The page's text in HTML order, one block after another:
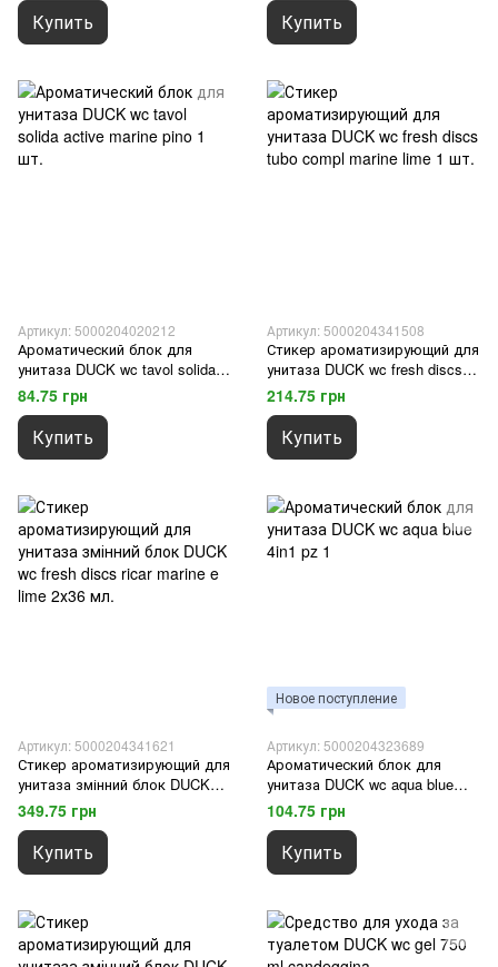
Купить Купить
Артикул: 5000204020212
Ароматический блок для
унитаза DUCK wc tavol solida
active marine pino 1 шт.
84.75 грн
Купить
Артикул: 5000204341508
Стикер ароматизирующий для
унитаза DUCK wc fresh discs
tubo compl marine lime 1 шт.
214.75 грн
Купить
Артикул: 5000204341621
Стикер ароматизирующий для
унитаза змінний блок DUCK
wc fresh discs ricar marine e
lime 2х36 мл.
349.75 грн
Купить
Новое поступление
Артикул: 5000204323689
Ароматический блок для
унитаза DUCK wc aqua blue
4in1 pz 1
104.75 грн
Купить